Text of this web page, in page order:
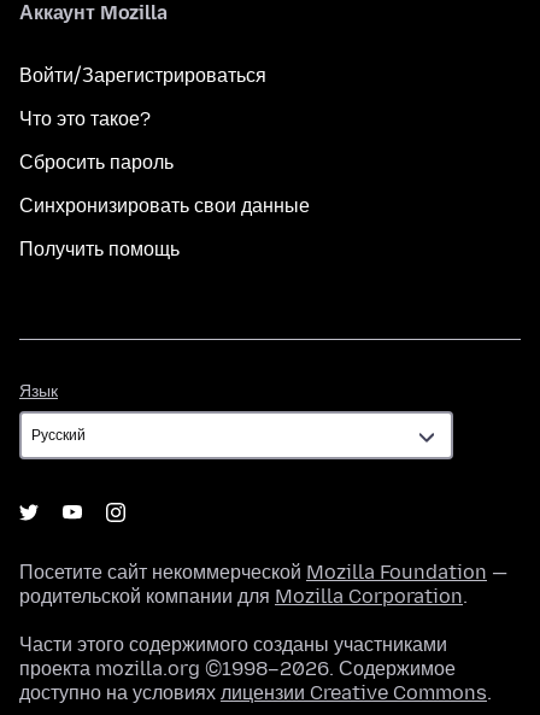
Аккаунт Mozilla
Войти/Зарегистрироваться
Что это такое?
Сбросить пароль
Синхронизировать свои данные
Получить помощь
Язык
Посетите сайт некоммерческой Mozilla Foundation —
родительской компании для Mozilla Corporation.
Части этого содержимого созданы участниками
проекта mozilla.org ©1998–2026. Содержимое
доступно на условиях лицензии Creative Commons.